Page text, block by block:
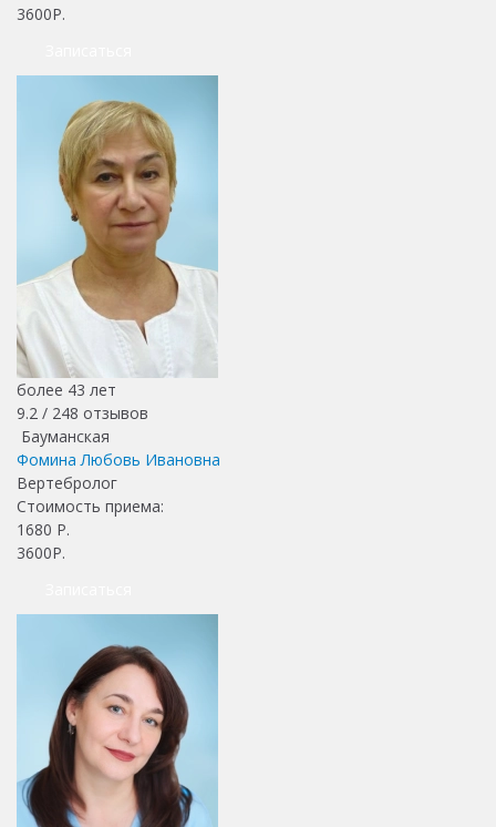
3600Р.
более 43 лет
9.2 / 248 отзывов
Бауманская
Фомина Любовь Ивановна
Вертебролог
Стоимость приема:
1680 Р.
3600Р.